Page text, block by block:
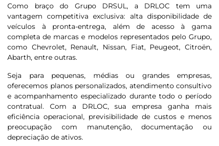
Como braço do Grupo DRSUL, a DRLOC tem uma
vantagem competitiva exclusiva: alta disponibilidade de
veículos à pronta-entrega, além de acesso à gama
completa de marcas e modelos representados pelo Grupo,
como Chevrolet, Renault, Nissan, Fiat, Peugeot, Citroën,
Abarth, entre outras.
Seja para pequenas, médias ou grandes empresas,
oferecemos planos personalizados, atendimento consultivo
e acompanhamento especializado durante todo o período
contratual. Com a DRLOC, sua empresa ganha mais
eficiência operacional, previsibilidade de custos e menos
preocupação com manutenção, documentação ou
depreciação de ativos.